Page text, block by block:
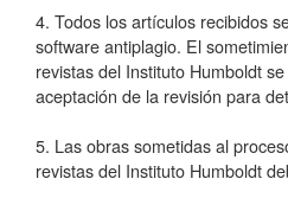
4. Todos los artículos recibidos
software antiplagio. El
revistas del Instituto Humboldt
aceptación de la revisión para
5. Las obras sometidas al
revistas del Instituto Humboldt